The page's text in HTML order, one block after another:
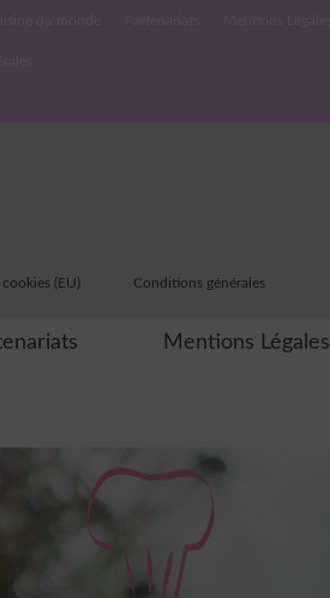
(EU) Conditions générales
Mentions Légales